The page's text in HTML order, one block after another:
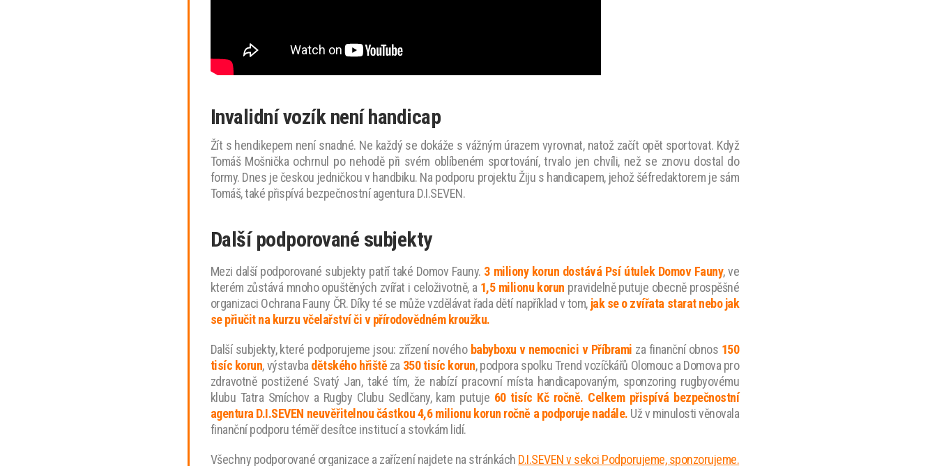
Invalidní vozík není handicap
Žít s hendikepem není snadné. Ne každý se dokáže s vážným úrazem vyrovnat, natož začít opět sportovat. Když
Tomáš Mošnička ochrnul po nehodě při svém oblíbeném sportování, trvalo jen chvíli, než se znovu dostal do
formy. Dnes je českou jedničkou v handbiku. Na podporu projektu Žiju s handicapem, jehož šéfredaktorem je sám
Tomáš, také přispívá bezpečnostní agentura D.I.SEVEN.
Další podporované subjekty
Mezi další podporované subjekty patří také Domov Fauny. 3 miliony korun dostává Psí útulek Domov Fauny, ve
kterém zůstává mnoho opuštěných zvířat i celoživotně, a 1,5 milionu korun pravidelně putuje obecně prospěšné
organizaci Ochrana Fauny ČR. Díky té se může vzdělávat řada dětí například v tom, jak se o zvířata starat nebo jak
se přiučit na kurzu včelařství či v přírodovědném kroužku.
Další subjekty, které podporujeme jsou: zřízení novéhobabyboxu v nemocnici v Příbrami za finanční obnos 150
tisíc korun, výstavba dětskéhohřištěza 350 tisíc korun, podpora spolku Trend vozíčkářů Olomouc a Domova pro
zdravotně postižené Svatý Jan, také tím, že nabízí pracovní místa handicapovaným, sponzoring rugbyovému
klubu Tatra Smíchov a Rugby Clubu Sedlčany, kam putuje 60 tisíc Kč ročně. Celkem přispívá bezpečnostní
agentura D.I.SEVEN neuvěřitelnou částkou 4,6 milionu korun ročně a podporuje nadále. Už v minulosti věnovala
finanční podporu téměř desítce institucí a stovkám lidí.
Všechny podporované organizace a zařízení najdete na stránkách D.I.SEVEN v sekci Podporujeme, sponzorujeme.